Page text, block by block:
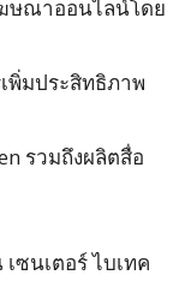
ษณาออนไลน์โดย
พิ่มประสิทธิภาพ
รวมถึงผลิตสื่อ
ซนเตอร์ ไบเทค